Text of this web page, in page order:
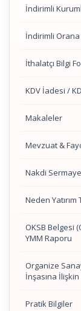
İndirimli
İndirimli Orana
İthalatçı Bilgi
KDV İadesi /
Makaleler
Mevzuat &
Nakdi Sermaye
Neden
OKSB Belgesi
YMM Raporu
Organize
İnşasına İlişkin
Pratik Bilgiler